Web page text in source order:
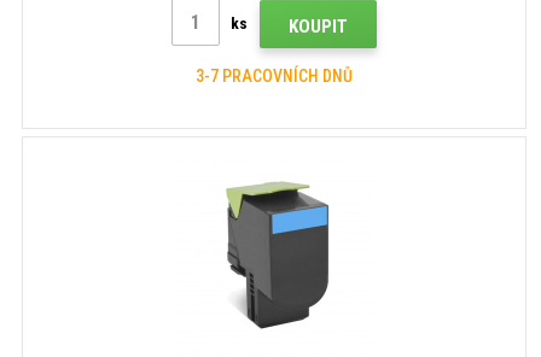
ks KOUPIT
3-7 PRACOVNÍCH DNŮ